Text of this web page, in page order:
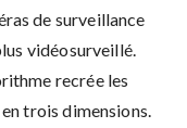
de surveillance
vidéosurveillé.
recrée les
trois dimensions.